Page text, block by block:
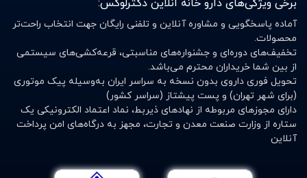
برخی ویژگی‌های دارو خانه انلاین دکترلوکس:
آماده پاسخگویی و مشاوره آنلاین و تلفنی رایگان جهت انتخاب راحت‌تر
محصولات.
تخفیف‌های دوره‌ای و جشنواره‌های مناسبتی، قرعه‌کشی‌های سیستمی
از بین شما خریداران محترم می‌باشد.
تحویل فوری داروی بدون نسخه به سراسر ایران به‌وسیله پیک موتوری
(برای شهر تهران) و پست پیشتاز (سراسر کشور)
دارای مجوزهای مربوطه از نهادهای ذیربط، نماد اعتماد الکترونیکی یک
ستاره از وزارت صنعت معدن و تجارت، مجهز به درگاه‌های امن پرداخت
آنلاین